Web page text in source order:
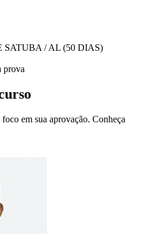
SATUBA / AL (50 DIAS)
prova
em sua aprovação. Conheça